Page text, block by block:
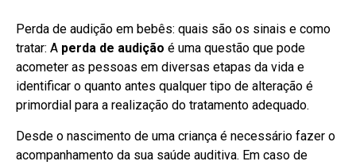
Perda de audição em bebês: quais são os sinais e como
tratar: A perda de audição é uma questão que pode
acometer as pessoas em diversas etapas da vida e
identificar o quanto antes qualquer tipo de alteração é
primordial para a realização do tratamento adequado.
Desde o nascimento de uma criança é necessário fazer o
acompanhamento da sua saúde auditiva. Em caso de